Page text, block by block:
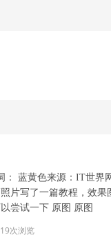
： 蓝黄色来源：IT世
片写了一篇教程，效果
尝试一下 原图 原图
次浏览